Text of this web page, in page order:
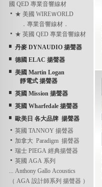
國 QED 專業音響線材
★ 美國 WIREＷORLD
．專業音響線材．
★ 英國 QED 專業音響線材
丹麥 DYNAUDIO 揚聲器
德國 ELAC 揚聲器
美國 Martin Logan
靜電式 揚聲器
英國 Mission 揚聲器
英國 Wharfedale 揚聲器
歐美日 各大品牌 揚聲器
英國 TANNOY 揚聲器
加拿大 Paradigm 揚聲器
瑞士 PIEGA 經典揚聲器
英國 AGA 系列
... Anthony Gallo Acoustics
（ AGA 設計師系列 揚聲器 ）